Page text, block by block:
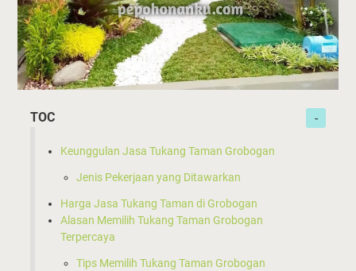
TOC
Keunggulan Jasa Tukang Taman Grobogan
Jenis Pekerjaan yang Ditawarkan
Harga Jasa Tukang Taman di Grobogan
Alasan Memilih Tukang Taman Grobogan
Terpercaya
Tips Memilih Tukang Taman Grobogan